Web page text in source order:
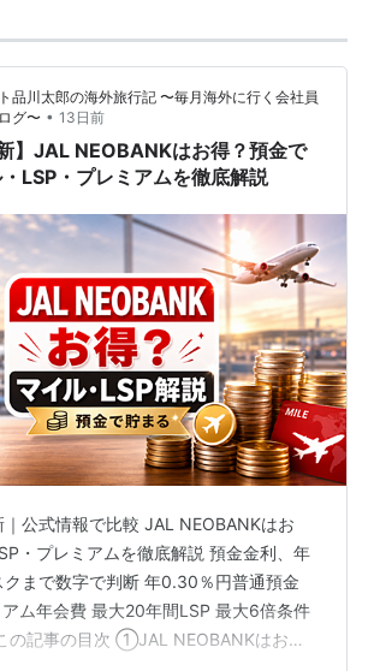
品川太郎の海外旅行記 〜毎月海外に行く会社員
グ〜 • 13日前
】JAL NEOBANKはお得？預金で
LSP・プレミアムを徹底解説
公式情報で比較 JAL NEOBANKはお
・プレミアムを徹底解説 預金金利、年
クまで数字で判断 年0.30％円普通預金
ム年会費 最大20年間LSP 最大6倍条件
の記事の目次 ①JAL NEOBANKはお